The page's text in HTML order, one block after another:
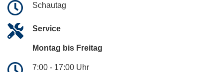
Schautag
Service
Montag bis Freitag
7:00 - 17:00 Uhr